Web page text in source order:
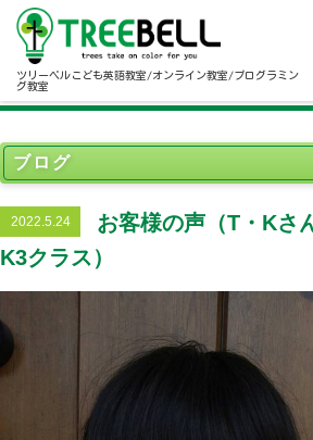
ツリーベルこども英語教室/オンライン教室/プログラミン
グ教室
ブログ
2022.5.24
お客様の声（T・K
K3クラス）